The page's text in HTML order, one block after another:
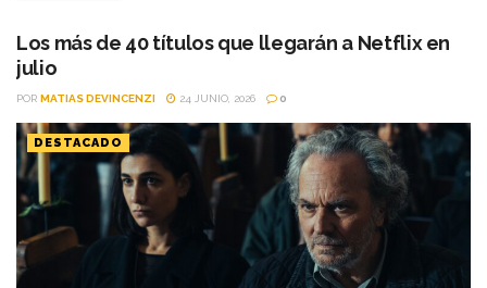
de...
Los más de 40 títulos que llegarán a Netflix en
julio
POR MATIAS DEVINCENZI 24 JUNIO, 2026 0
DESTACADO